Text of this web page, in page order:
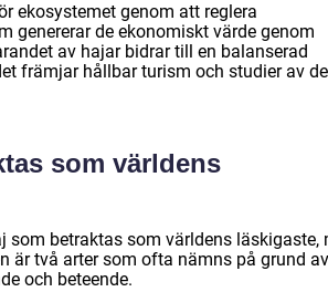
ekosystemet genom att reglera
genererar de ekonomiskt värde genom
av hajar bidrar till en balanserad
främjar hållbar turism och studier av
som världens
som betraktas som världens läskigaste,
är två arter som ofta nämns på grund av
och beteende.